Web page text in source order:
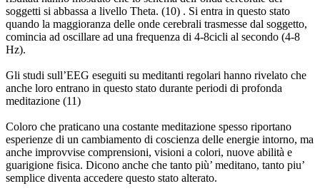
soggetti si abbassa a livello Theta. (10) . Si entra in questo stato
quando la maggioranza delle onde cerebrali trasmesse dal soggetto,
comincia ad oscillare ad una frequenza di 4-8cicli al secondo (4-8
Hz).
Gli studi sull’EEG eseguiti su meditanti regolari hanno rivelato che
anche loro entrano in questo stato durante periodi di profonda
meditazione (11)
Coloro che praticano una costante meditazione spesso riportano
esperienze di un cambiamento di coscienza delle energie intorno, ma
anche improvvise comprensioni, visioni a colori, nuove abilità e
guarigione fisica. Dicono anche che tanto più’ meditano, tanto piu’
semplice diventa accedere questo stato alterato.